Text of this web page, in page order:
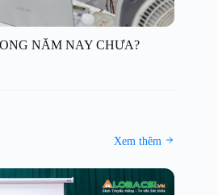
NĂM NAY CHƯA?
Xem thêm